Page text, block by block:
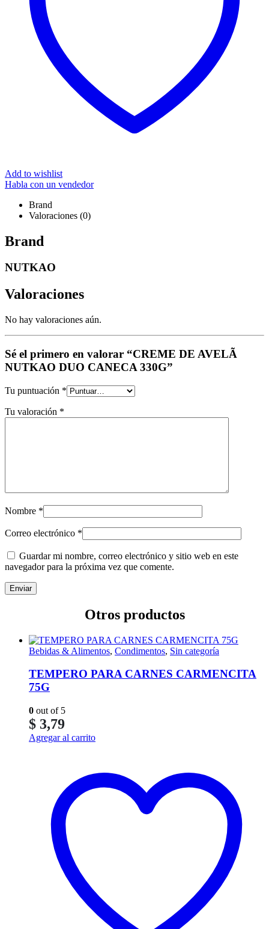
Add to wishlist
Habla con un vendedor
Brand
Valoraciones (0)
Brand
NUTKAO
Valoraciones
No hay valoraciones aún.
Sé el primero en valorar “CREME DE AVELÃ
NUTKAO DUO CANECA 330G”
Tu puntuación *
Tu valoración *
Nombre *
Correo electrónico *
Guardar mi nombre, correo electrónico y sitio web en este
navegador para la próxima vez que comente.
Otros productos
Bebidas & Alimentos, Condimentos, Sin categoría
TEMPERO PARA CARNES CARMENCITA
75G
0 out of 5
$ 3,79
Agregar al carrito